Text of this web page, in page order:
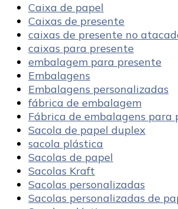
Caixa de papel
Caixas de presente
caixas de presente no
caixas para presente
embalagem para presente
Embalagens
Embalagens personalizadas
fábrica de embalagem
Fábrica de embalagens para
Sacola de papel duplex
sacola plástica
Sacolas de papel
Sacolas Kraft
Sacolas personalizadas
Sacolas personalizadas de